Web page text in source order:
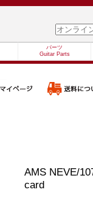
パーツ
Guitar Parts
AMS NEVE/
card